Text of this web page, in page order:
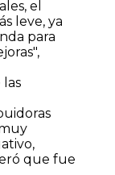
el
leve, ya
para
que fue